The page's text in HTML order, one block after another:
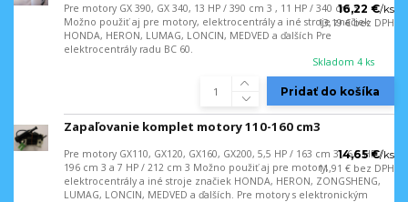
Pre motory GX 390, GX 340, 13 HP / 390 cm 3 , 11 HP / 340 cm 3
Možno použiť aj pre motory, elektrocentrály a iné stroje značiek
HONDA, HERON, LUMAG, LONCIN, MEDVED a ďalších Pre
elektrocentrály radu BC 60.
16,22 €/ks
13,19 €bez DPH
Skladom 4 ks
Pridať do košíka
Zapaľovanie komplet motory 110-160 cm3
Pre motory GX110, GX120, GX160, GX200, 5,5 HP / 163 cm 3 , 6,5 HP /
196 cm 3 a 7 HP / 212 cm 3 Možno použiť aj pre motory,
elektrocentrály a iné stroje značiek HONDA, HERON, ZONGSHENG,
LUMAG, LONCIN, MEDVED a ďalších. Pre motory s elektronickým
14,65 €/ks
11,91 € bez DPH